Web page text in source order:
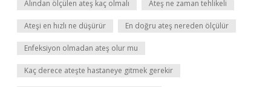
Alından ölçülen ateş kaç olmalı Ateş ne zaman tehlikeli
Ateşi en hızlı ne düşürür En doğru ateş nereden ölçülür
Enfeksiyon olmadan ateş olur mu
Kaç derece ateşte hastaneye gitmek gerekir